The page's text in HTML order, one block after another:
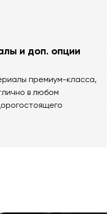
и доп. опции
премиум-класса,
в любом